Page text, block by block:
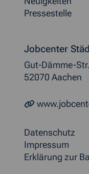
Pressestelle
Jobcenter
Gut-Dämme-
52070 Aachen
Datenschutz
Impressum
Erklärung zur